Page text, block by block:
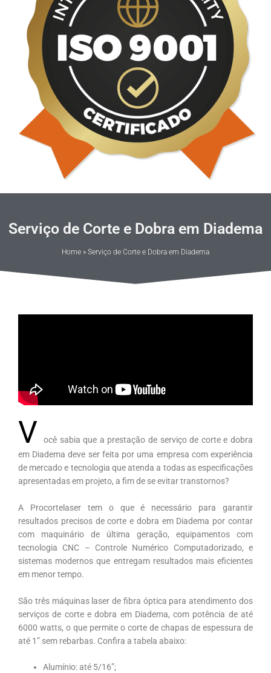
Serviço de Corte e Dobra em Diadema
Home » Serviço de Corte e Dobra em Diadema
V
ocê sabia que a prestação de serviço de corte e dobra
em Diadema deve ser feita por uma empresa com experiência
de mercado e tecnologia que atenda a todas as especificações
apresentadas em projeto, a fim de se evitar transtornos?
A Procortelaser tem o que é necessário para garantir
resultados precisos de corte e dobra em Diadema por contar
com maquinário de última geração, equipamentos com
tecnologia CNC – Controle Numérico Computadorizado, e
sistemas modernos que entregam resultados mais eficientes
em menor tempo.
São três máquinas laser de fibra óptica para atendimento dos
serviços de corte e dobra em Diadema, com potência de até
6000 watts, o que permite o corte de chapas de espessura de
até 1” sem rebarbas. Confira a tabela abaixo:
Alumínio: até 5/16”;